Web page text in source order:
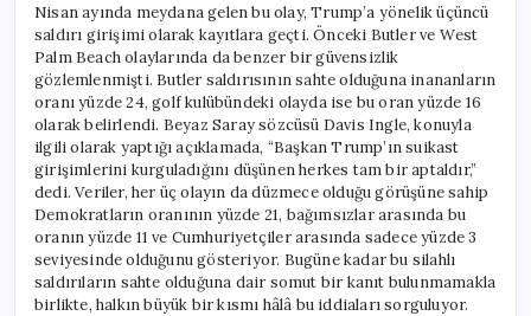
Nisan ayında meydana gelen bu olay, Trump’a yönelik üçüncü
saldırı girişimi olarak kayıtlara geçti. Önceki Butler ve West
Palm Beach olaylarında da benzer bir güvensizlik
gözlemlenmişti. Butler saldırısının sahte olduğuna inananların
oranı yüzde 24, golf kulübündeki olayda ise bu oran yüzde 16
olarak belirlendi. Beyaz Saray sözcüsü Davis Ingle, konuyla
ilgili olarak yaptığı açıklamada, “Başkan Trump’ın suikast
girişimlerini kurguladığını düşünen herkes tam bir aptaldır,”
dedi. Veriler, her üç olayın da düzmece olduğu görüşüne sahip
Demokratların oranının yüzde 21, bağımsızlar arasında bu
oranın yüzde 11 ve Cumhuriyetçiler arasında sadece yüzde 3
seviyesinde olduğunu gösteriyor. Bugüne kadar bu silahlı
saldırıların sahte olduğuna dair somut bir kanıt bulunmamakla
birlikte, halkın büyük bir kısmı hâlâ bu iddiaları sorguluyor.